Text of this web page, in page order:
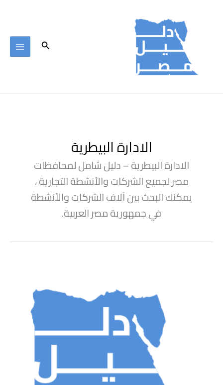
البحث
الادارة البيطرية
الادارة البيطرية – دليل شامل لمحافظات
مصر لجميع الشركات والأنشطة التجارية ،
يمكنك البحث بين آلاف الشركات والأنشطة
في جمهورية مصر العربية.